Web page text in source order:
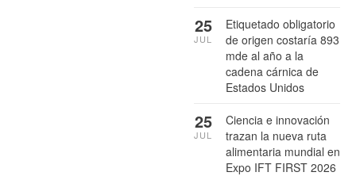
Etiquetado obligatorio
de origen costaría 893
mde al año a la
cadena cárnica de
Estados Unidos
25
JUL
Ciencia e innovación
trazan la nueva ruta
alimentaria mundial en
Expo IFT FIRST 2026
25
JUL